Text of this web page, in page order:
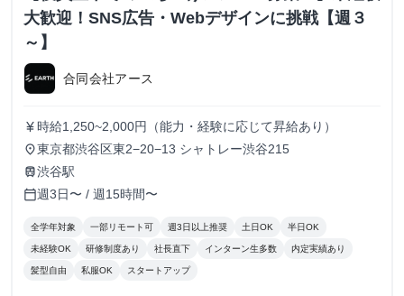
大歓迎！SNS広告・Webデザインに挑戦【週３
～】
合同会社アース
currency_yen 時給1,250~2,000円（能力・経験に応じて昇給あり）
place東京都渋谷区東2−20−13 シャトレー渋谷215
train渋谷駅
calendar_today週3日〜 / 週15時間〜
全学年対象 一部リモート可 週3日以上推奨 土日OK 半日OK
未経験OK 研修制度あり 社長直下 インターン生多数 内定実績あり
髪型自由 私服OK スタートアップ